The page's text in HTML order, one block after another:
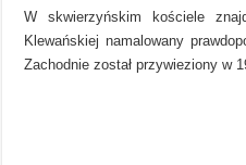
W skwierzyńskim kościele
Klewańskiej namalowany
Zachodnie został przywieziony w